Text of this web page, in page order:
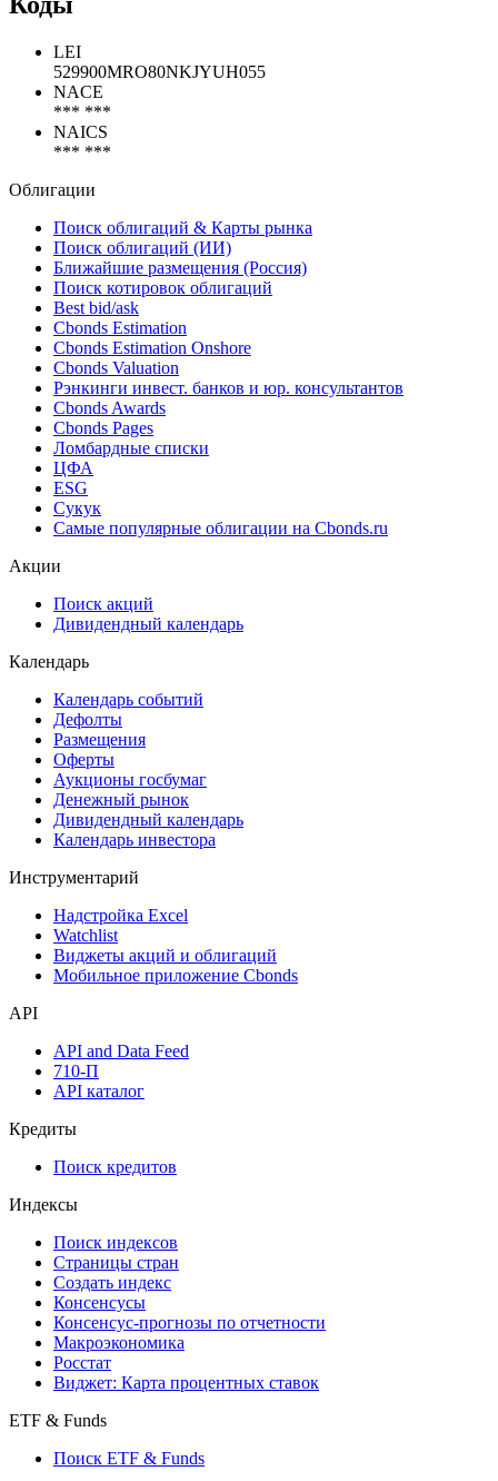
LEI
529900MRO80NKJYUH055
NACE
*** ***
NAICS
*** ***
Облигации
Поиск облигаций & Карты рынка
Поиск облигаций (ИИ)
Ближайшие размещения (Россия)
Поиск котировок облигаций
Best bid/ask
Cbonds Estimation
Cbonds Estimation Onshore
Cbonds Valuation
Рэнкинги инвест. банков и юр. консультантов
Cbonds Awards
Cbonds Pages
Ломбардные списки
ЦФА
ESG
Сукук
Самые популярные облигации на Cbonds.ru
Акции
Поиск акций
Дивидендный календарь
Календарь
Календарь событий
Дефолты
Размещения
Оферты
Аукционы госбумаг
Денежный рынок
Дивидендный календарь
Календарь инвестора
Инструментарий
Надстройка Excel
Watchlist
Виджеты акций и облигаций
Мобильное приложение Cbonds
API
API and Data Feed
710-П
API каталог
Кредиты
Поиск кредитов
Индексы
Поиск индексов
Страницы стран
Создать индекс
Консенсусы
Консенсус-прогнозы по отчетности
Макроэкономика
Росстат
Виджет: Карта процентных ставок
ETF & Funds
Поиск ETF & Funds